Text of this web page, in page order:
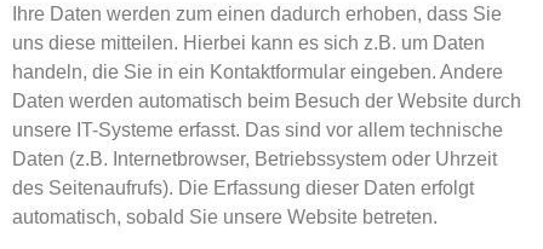
Ihre Daten werden zum einen dadurch erhoben, dass Sie
uns diese mitteilen. Hierbei kann es sich z.B. um Daten
handeln, die Sie in ein Kontaktformular eingeben. Andere
Daten werden automatisch beim Besuch der Website durch
unsere IT-Systeme erfasst. Das sind vor allem technische
Daten (z.B. Internetbrowser, Betriebssystem oder Uhrzeit
des Seitenaufrufs). Die Erfassung dieser Daten erfolgt
automatisch, sobald Sie unsere Website betreten.